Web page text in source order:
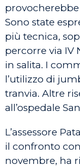
Sono state
più tecnica,
percorre via IV
in salita. I
l’utilizzo di
tranvia. Altre
all’ospedale
L’assessore
il confronto
novembre, ha